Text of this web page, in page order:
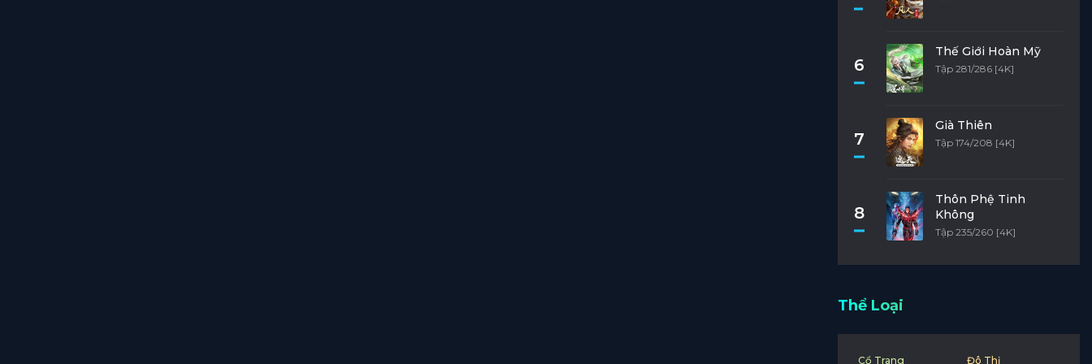
6
Thế Giới Hoàn Mỹ
Tập 281/286 [4K]
7
Già Thiên
Tập 174/208 [4K]
8
Thôn Phệ Tinh
Không
Tập 235/260 [4K]
Thể Loại
Cổ Trang Đô Thị